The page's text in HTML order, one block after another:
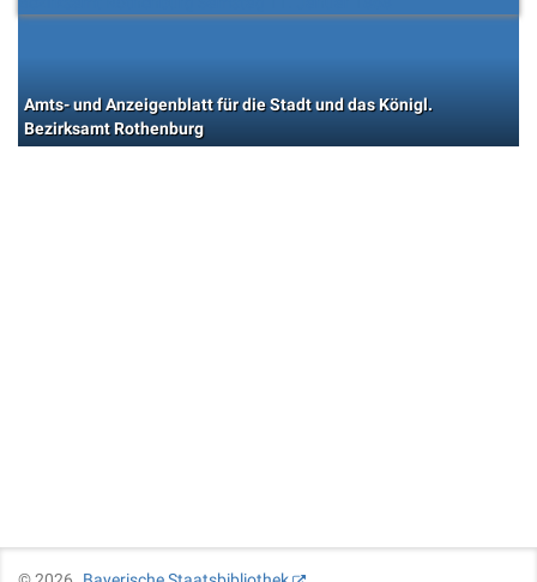
Amts- und Anzeigenblatt für die Stadt und das Königl.
Bezirksamt Rothenburg